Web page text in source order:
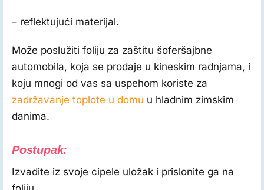
– reflektujući materijal.
Može poslužiti foliju za zaštitu šoferšajbne
automobila, koja se prodaje u kineskim radnjama, i
koju mnogi od vas sa uspehom koriste za
zadržavanje toplote u domu u hladnim zimskim
danima.
Postupak:
Izvadite iz svoje cipele uložak i prislonite ga na